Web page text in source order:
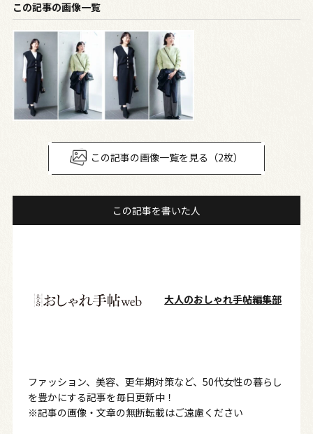
この記事の画像一覧
この記事の画像一覧を見る（2枚）
この記事を書いた人
大人のおしゃれ手帖編集部
ファッション、美容、更年期対策など、50代女性の暮らし
を豊かにする記事を毎日更新中！
※記事の画像・文章の無断転載はご遠慮ください